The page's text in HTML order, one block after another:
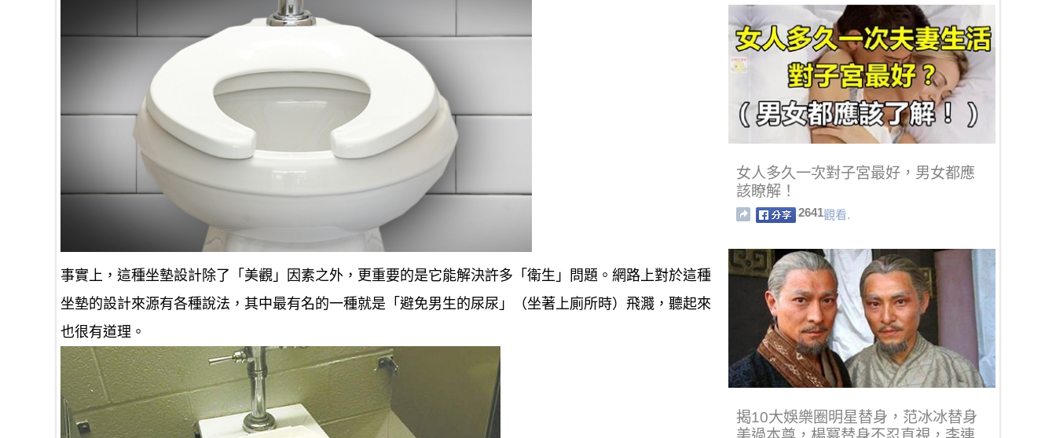
事實上，這種坐墊設計除了「美觀」因素之外，更重要的是它能解決許多「衛生」問題。網路上對於這種
坐墊的設計來源有各種說法，其中最有名的一種就是「避免男生的尿尿」（坐著上廁所時）飛濺，聽起來
也很有道理。
女人多久一次對子宮最好，男女都應
該瞭解！
2641觀看.
揭10大娛樂圈明星替身，范冰冰替身